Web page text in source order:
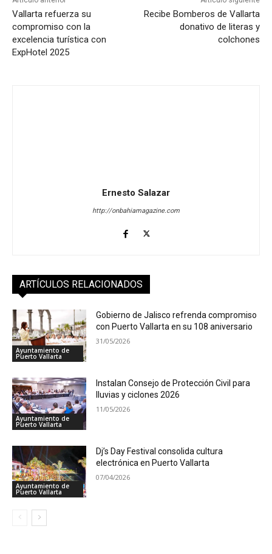
Vallarta refuerza su
compromiso con la
excelencia turística con
ExpHotel 2025
Recibe Bomberos de Vallarta
donativo de literas y
colchones
Ernesto Salazar
http://onbahiamagazine.com
ARTÍCULOS RELACIONADOS
Ayuntamiento de
Puerto Vallarta
Gobierno de Jalisco refrenda compromiso
con Puerto Vallarta en su 108 aniversario
31/05/2026
Ayuntamiento de
Puerto Vallarta
Instalan Consejo de Protección Civil para
lluvias y ciclones 2026
11/05/2026
Ayuntamiento de
Puerto Vallarta
Dj’s Day Festival consolida cultura
electrónica en Puerto Vallarta
07/04/2026